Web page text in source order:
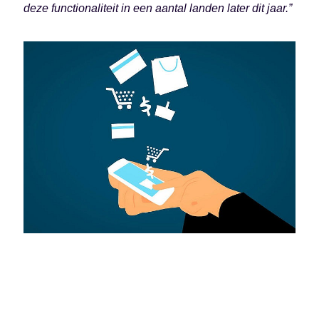
deze functionaliteit in een aantal landen later dit jaar.”